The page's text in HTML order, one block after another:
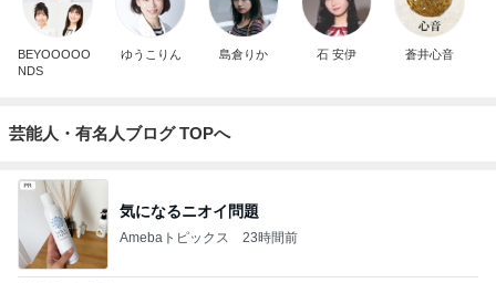
BEYOOOOO
NDS
ゆうこりん 島倉りか 石 安伊 蒼井心音
芸能人・有名人ブログ TOPへ
気になるニオイ問題
Amebaトピックス 23時間前